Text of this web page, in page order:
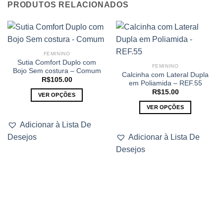
PRODUTOS RELACIONADOS
FEMININO
Sutia Comfort Duplo com
Bojo Sem costura – Comum
R$105.00
VER OPÇÕES
tem
Adicionar à Lista De
Desejos
FEMININO
Calcinha com Lateral Dupla
em Poliamida – REF.55
R$15.00
VER OPÇÕES
tem
Adicionar à Lista De
Desejos